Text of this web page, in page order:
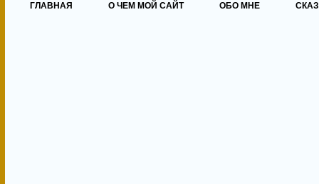
ГЛАВНАЯ О ЧЕМ МОЙ САЙТ ОБО МНЕ